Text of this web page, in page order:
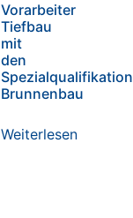
Vorarbeiter
Tiefbau
mit
den
Spezialqualifikation
Brunnenbau
Weiterlesen